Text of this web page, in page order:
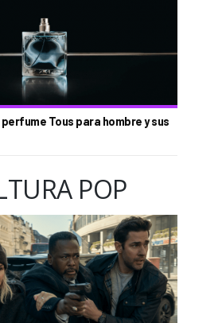
Tous para hombre y sus
POP